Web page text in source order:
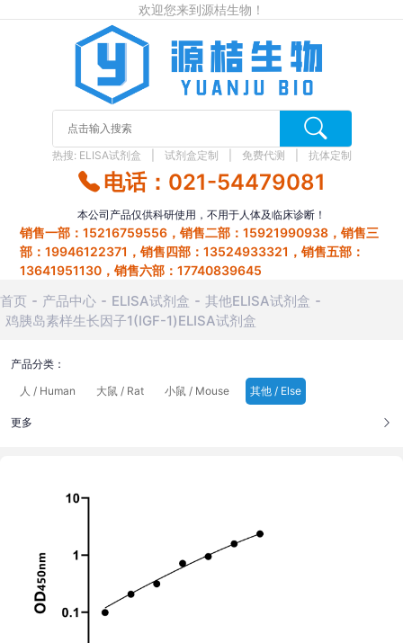
欢迎您来到源桔生物！
热搜: ELISA试剂盒 试剂盒定制 免费代测 抗体定制
电话：021-54479081
本公司产品仅供科研使用，不用于人体及临床诊断！
销售一部：15216759556，销售二部：15921990938，销售三
部：19946122371，销售四部：13524933321，销售五部：
13641951130，销售六部：17740839645
首页 产品中心 ELISA试剂盒
其他ELISA试剂盒
鸡胰岛素样生长因子1(IGF-1)ELISA试剂盒
产品分类：
人 / Human
大鼠 / Rat 小鼠 / Mouse 其他 / Else
更多